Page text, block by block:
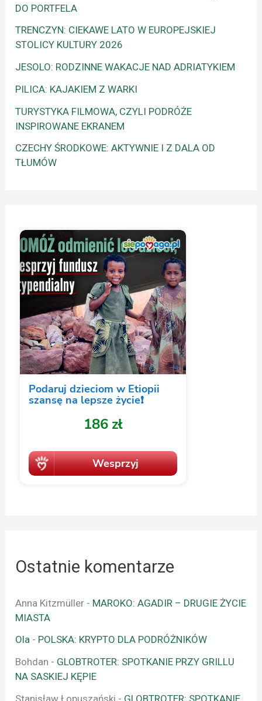
DO PORTFELA
TRENCZYN: CIEKAWE LATO W EUROPEJSKIEJ
STOLICY KULTURY 2026
JESOLO: RODZINNE WAKACJE NAD ADRIATYKIEM
PILICA: KAJAKIEM Z WARKI
TURYSTYKA FILMOWA, CZYLI PODRÓŻE
INSPIROWANE EKRANEM
CZECHY ŚRODKOWE: AKTYWNIE I Z DALA OD
TŁUMÓW
Ostatnie komentarze
Anna Kitzmüller - MAROKO: AGADIR – DRUGIE ŻYCIE
MIASTA
Ola - POLSKA: KRYPTO DLA PODRÓŻNIKÓW
Bohdan - GLOBTROTER: SPOTKANIE PRZY GRILLU
NA SASKIEJ KĘPIE
Stanisław Łopuszański - GLOBTROTER: SPOTKANIE